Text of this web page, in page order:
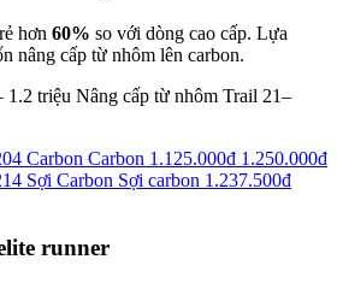
hơn 60% so với dòng cao cấp. Lựa
nâng cấp từ nhôm lên carbon.
1.2 triệu Nâng cấp từ nhôm Trail 21–
Carbon Carbon 1.125.000đ 1.250.000đ
Sợi Carbon Sợi carbon 1.237.500đ
runner